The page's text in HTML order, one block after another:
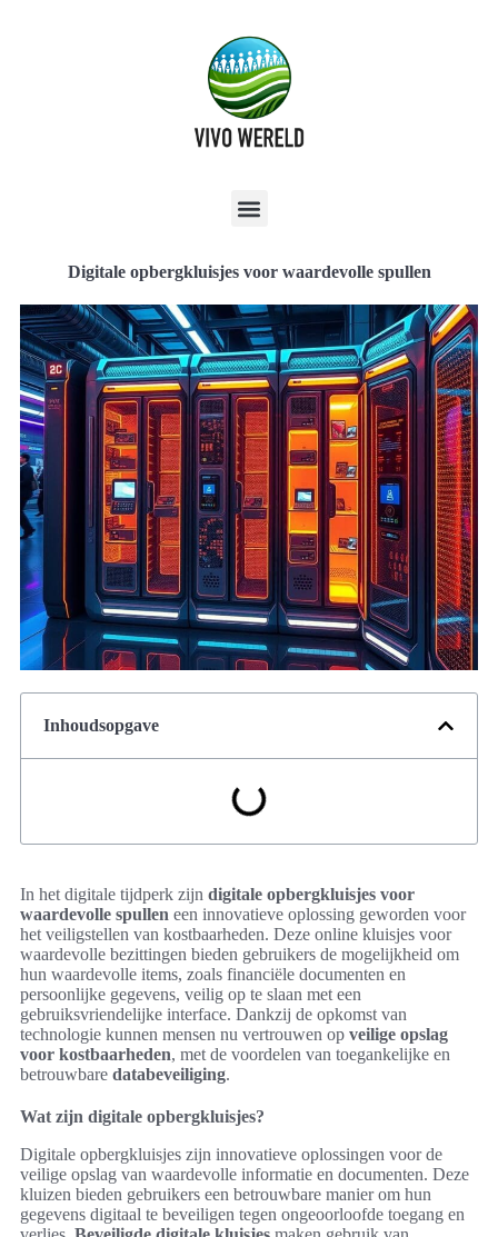
Digitale opbergkluisjes voor waardevolle spullen
Inhoudsopgave
In het digitale tijdperk zijn digitale opbergkluisjes voor
waardevolle spullen een innovatieve oplossing geworden voor
het veiligstellen van kostbaarheden. Deze online kluisjes voor
waardevolle bezittingen bieden gebruikers de mogelijkheid om
hun waardevolle items, zoals financiële documenten en
persoonlijke gegevens, veilig op te slaan met een
gebruiksvriendelijke interface. Dankzij de opkomst van
technologie kunnen mensen nu vertrouwen op veilige opslag
voor kostbaarheden, met de voordelen van toegankelijke en
betrouwbare databeveiliging.
Wat zijn digitale opbergkluisjes?
Digitale opbergkluisjes zijn innovatieve oplossingen voor de
veilige opslag van waardevolle informatie en documenten. Deze
kluizen bieden gebruikers een betrouwbare manier om hun
gegevens digitaal te beveiligen tegen ongeoorloofde toegang en